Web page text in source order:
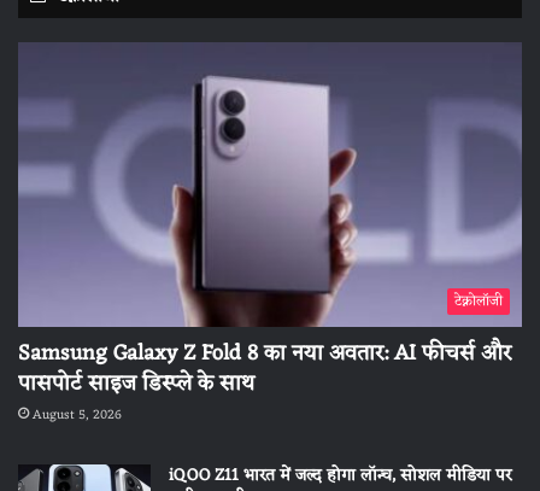
टेक्नोलॉजी
Samsung Galaxy Z Fold 8 का नया अवतार: AI फीचर्स और
पासपोर्ट साइज डिस्प्ले के साथ
August 5, 2026
iQOO Z11 भारत में जल्द होगा लॉन्च, सोशल मीडिया पर